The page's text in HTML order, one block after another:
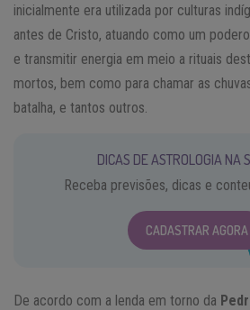
inicialmente era utilizada por culturas
antes de Cristo, atuando como um
e transmitir energia em meio a rituais
mortos, bem como para chamar as
batalha, e tantos outros.
DICAS DE ASTROLOGIA NA
Receba previsões, dicas e
CADASTRAR AGORA
De acordo com a lenda em torno da